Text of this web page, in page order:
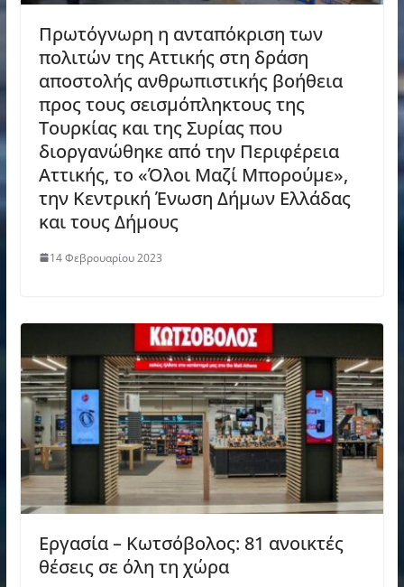
Πρωτόγνωρη η ανταπόκριση των
πολιτών της Αττικής στη δράση
αποστολής ανθρωπιστικής βοήθεια
προς τους σεισμόπληκτους της
Τουρκίας και της Συρίας που
διοργανώθηκε από την Περιφέρεια
Αττικής, το «Όλοι Μαζί Μπορούμε»,
την Κεντρική Ένωση Δήμων Ελλάδας
και τους Δήμους
14 Φεβρουαρίου 2023
Εργασία – Κωτσόβολος: 81 ανοικτές
θέσεις σε όλη τη χώρα